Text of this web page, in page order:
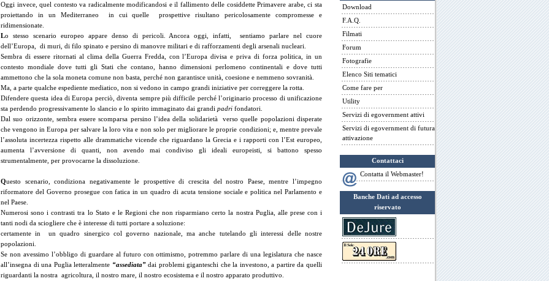
Oggi invece, quel contesto va radicalmente modificandosi e il fallimento delle cosiddette Primavere arabe, ci sta
proiettando in un Mediterraneo in cui quelle prospettive risultano pericolosamente compromesse e
ridimensionate.
Lo stesso scenario europeo appare denso di pericoli. Ancora oggi, infatti, sentiamo parlare nel cuore
dell’Europa, di muri, di filo spinato e persino di manovre militari e di rafforzamenti degli arsenali nucleari.
Sembra di essere ritornati al clima della Guerra Fredda, con l’Europa divisa e priva di forza politica, in un
contesto mondiale dove tutti gli Stati che contano, hanno dimensioni perlomeno continentali e dove tutti
ammettono che la sola moneta comune non basta, perché non garantisce unità, coesione e nemmeno sovranità.
Ma, a parte qualche espediente mediatico, non si vedono in campo grandi iniziative per correggere la rotta.
Difendere questa idea di Europa perciò, diventa sempre più difficile perché l’originario processo di unificazione
sta perdendo progressivamente lo slancio e lo spirito immaginato dai grandi padri fondatori.
Dal suo orizzonte, sembra essere scomparsa persino l’idea della solidarietà verso quelle popolazioni disperate
che vengono in Europa per salvare la loro vita e non solo per migliorare le proprie condizioni; e, mentre prevale
l’assoluta incertezza rispetto alle drammatiche vicende che riguardano la Grecia e i rapporti con l’Est europeo,
aumenta l’avversione di quanti, non avendo mai condiviso gli ideali europeisti, si battono spesso
strumentalmente, per provocarne la dissoluzione.
Questo scenario, condiziona negativamente le prospettive di crescita del nostro Paese, mentre l’impegno
riformatore del Governo prosegue con fatica in un quadro di acuta tensione sociale e politica nel Parlamento e
nel Paese.
Numerosi sono i contrasti tra lo Stato e le Regioni che non risparmiano certo la nostra Puglia, alle prese con i
tanti nodi da sciogliere che è interesse di tutti portare a soluzione:
certamente in un quadro sinergico col governo nazionale, ma anche tutelando gli interessi delle nostre
popolazioni.
Se non avessimo l’obbligo di guardare al futuro con ottimismo, potremmo parlare di una legislatura che nasce
all’insegna di una Puglia letteralmente “assediata”dai problemi giganteschi che la investono, a partire da quelli
riguardanti la nostra agricoltura, il nostro mare, il nostro ecosistema e il nostro apparato produttivo.
Download
F.A.Q.
Filmati
Forum
Fotografie
Elenco Siti tematici
Come fare per
Utility
Servizi di egovernment attivi
Servizi di egovernment di futura
attivazione
Contattaci
Contatta il Webmaster!
Banche Dati ad accesso
riservato